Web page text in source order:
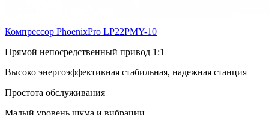
Компрессор PhoenixPro LP22PMY-10
Прямой непосредственный привод 1:1
Высоко энергоэффективная стабильная, надежная станция
Простота обслуживания
Малый уровень шума и вибрации